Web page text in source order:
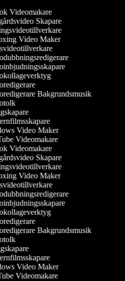
Videomakare
Skapare
Video Maker
Bakgrundsmusik
Video Maker
Videomakare
Videomakare
Skapare
Video Maker
Bakgrundsmusik
Video Maker
Videomakare